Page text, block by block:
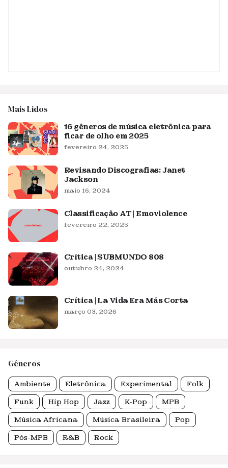
Mais Lidos
16 gêneros de música eletrônica para
ficar de olho em 2025
fevereiro 24, 2025
Revisando Discografias: Janet
Jackson
maio 16, 2024
Classificação AT | Emoviolence
fevereiro 22, 2025
Crítica | SUBMUNDO 808
outubro 24, 2024
Crítica | La Vida Era Más Corta
março 03, 2026
Gêneros
Ambiente Eletrônica Experimental Folk
Funk Hip Hop Jazz K-Pop MPB
Música Africana Música Brasileira Pop
Pós-MPB R&B Rock